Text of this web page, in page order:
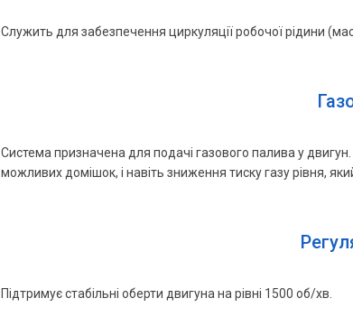
Служить для забезпечення циркуляції робочої рідини
Система призначена для подачі газового палива у
можливих домішок, і навіть зниження тиску газу рівня,
Підтримує стабільні оберти двигуна на рівні 1500 об/хв.